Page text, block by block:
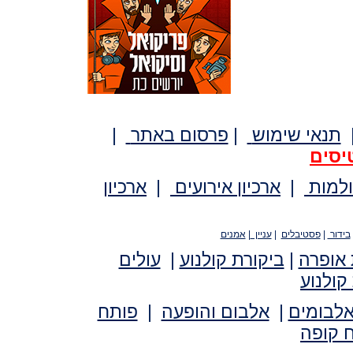
תנאי שימוש | פרסום באתר
|
| ארכיון אירועים | ארכיון
בידור |פסטיבלים |עניין |אמנים
אופרה | ביקורת קולנוע |עולים
קולנוע
|אלבום והופעה | פותח
קופה